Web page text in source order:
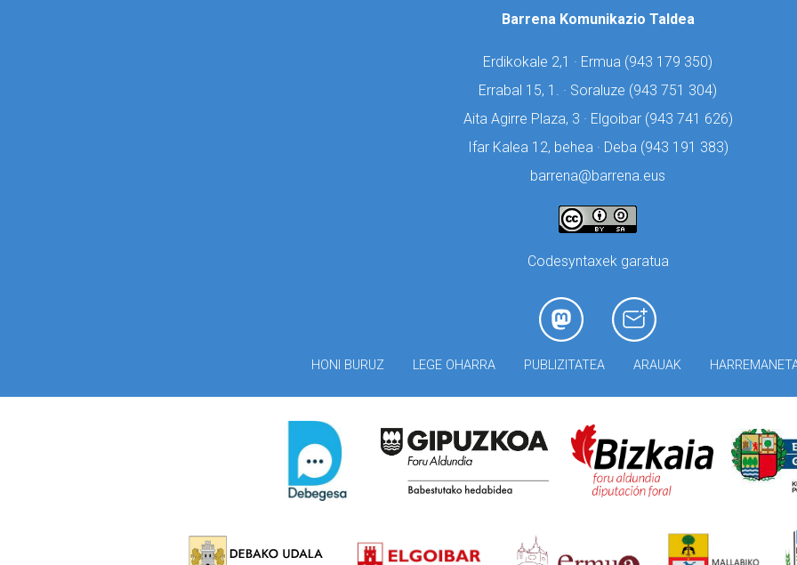
Barrena Komunikazio Taldea
Erdikokale 2,1 · Ermua (943 179 350)
Errabal 15, 1. · Soraluze (943 751 304)
Aita Agirre Plaza, 3 · Elgoibar (943 741 626)
Ifar Kalea 12, behea · Deba (943 191 383)
barrena@barrena.eus
Codesyntaxek garatua
HONI BURUZ LEGE OHARRA PUBLIZITATEA ARAUAK